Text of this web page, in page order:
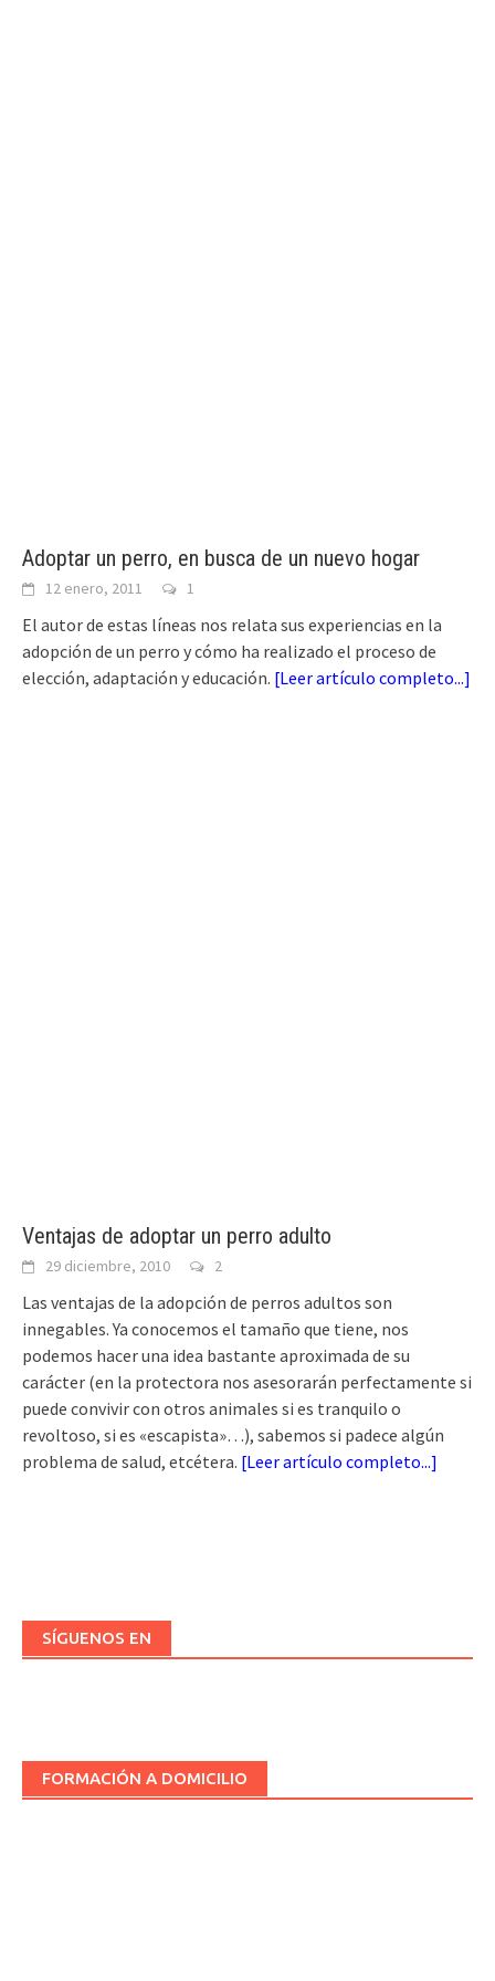
Adoptar un perro, en busca de un nuevo hogar
12 enero, 2011 1
El autor de estas líneas nos relata sus experiencias en la
adopción de un perro y cómo ha realizado el proceso de
elección, adaptación y educación. [Leer artículo completo...]
Ventajas de adoptar un perro adulto
29 diciembre, 2010 2
Las ventajas de la adopción de perros adultos son
innegables. Ya conocemos el tamaño que tiene, nos
podemos hacer una idea bastante aproximada de su
carácter (en la protectora nos asesorarán perfectamente si
puede convivir con otros animales si es tranquilo o
revoltoso, si es «escapista»…), sabemos si padece algún
problema de salud, etcétera. [Leer artículo completo...]
SÍGUENOS EN
FORMACIÓN A DOMICILIO